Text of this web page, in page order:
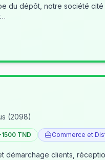
cité à ZI sidi rezig megrine recrute
(2098)
TND Commerce et
démarchage clients,